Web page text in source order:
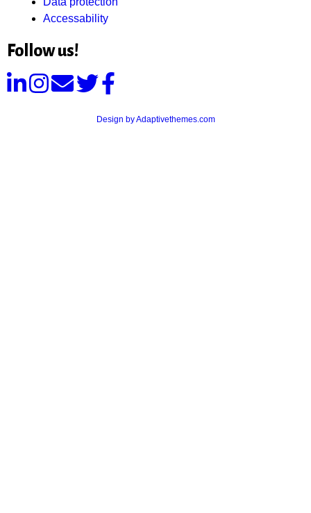
Accessability
Follow us!
Design by Adaptivethemes.com